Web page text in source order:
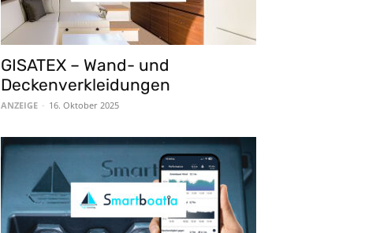
GISATEX – Wand- und
Deckenverkleidungen
ANZEIGE - 16. Oktober 2025